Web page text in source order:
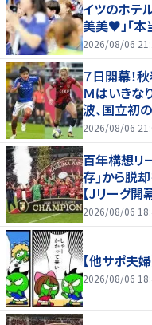
イツのホテ
美美♥」「
2026/08/06
７日開幕！
Ｍはいきな
波、国立初
2026/08/06
百年構想リ
存｣から脱却
【Jリーグ
2026/08/06
【他サポ夫
2026/08/06